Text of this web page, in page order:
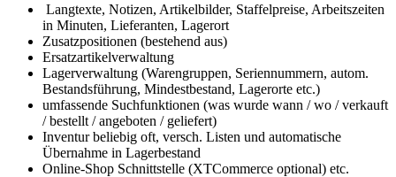
Langtexte, Notizen, Artikelbilder, Staffelpreise, Arbeitszeiten
in Minuten, Lieferanten, Lagerort
Zusatzpositionen (bestehend aus)
Ersatzartikelverwaltung
Lagerverwaltung (Warengruppen, Seriennummern, autom.
Bestandsführung, Mindestbestand, Lagerorte etc.)
umfassende Suchfunktionen (was wurde wann / wo / verkauft
/ bestellt / angeboten / geliefert)
Inventur beliebig oft, versch. Listen und automatische
Übernahme in Lagerbestand
Online-Shop Schnittstelle (XTCommerce optional) etc.